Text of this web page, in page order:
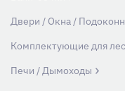
Двери / Окна /
Комплектующие для
Печи / Дымоходы